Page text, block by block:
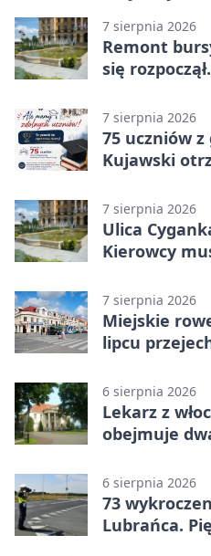
7 sierpnia 2026
Remont
się
7 sierpnia 2026
75 uczniów
Kujawski
7 sierpnia 2026
Ulica
Kierowcy
7 sierpnia 2026
Miejskie
lipcu
6 sierpnia 2026
Lekarz z
obejmuje
6 sierpnia 2026
73
Lubrańca.